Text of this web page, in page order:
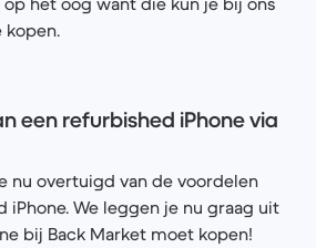
kopen.
een refurbished iPhone via
nu overtuigd van de voordelen
iPhone. We leggen je nu graag uit
bij Back Market moet kopen!